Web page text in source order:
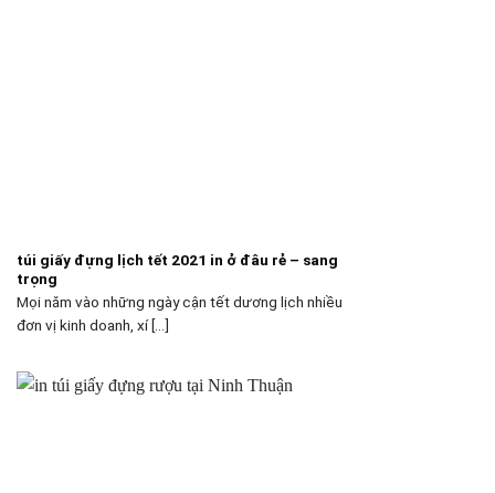
túi giấy đựng lịch tết 2021 in ở đâu rẻ – sang
trọng
Mọi năm vào những ngày cận tết dương lịch nhiều
đơn vị kinh doanh, xí [...]